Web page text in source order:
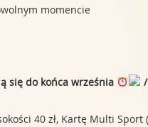
momencie
się do końca września
40 zł, Kartę Multi Sport